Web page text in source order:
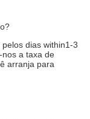
dias within1-3
a taxa de
arranja para